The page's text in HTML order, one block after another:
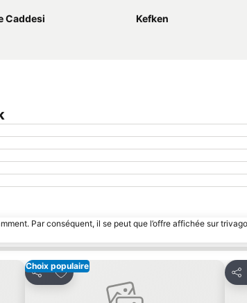
Caddesi
Kefken
Par conséquent, il se peut que l’offre affichée sur
Choix populaire
Partager
Ajouter à mes favoris